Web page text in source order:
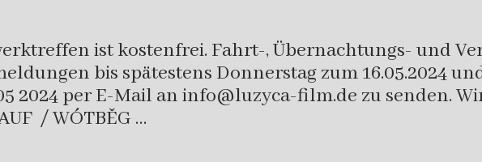
ist kostenfrei. Fahrt-, Übernachtungs- und
bis spätestens Donnerstag zum 16.05.2024
2024 per E-Mail an info@luzyca-film.de zu senden.
/ WÓTBĚG …